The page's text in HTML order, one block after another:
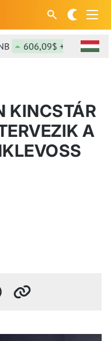
606,09$ +2,26%
KINCSTÁR
A